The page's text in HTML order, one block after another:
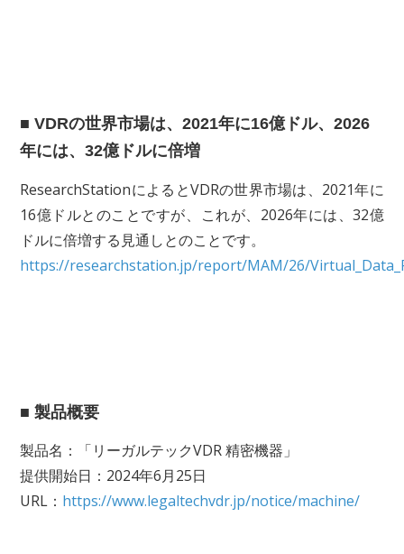
■ VDRの世界市場は、2021年に16億ドル、2026
年には、32億ドルに倍増
ResearchStationによるとVDRの世界市場は、2021年に
16億ドルとのことですが、これが、2026年には、32億
ドルに倍増する見通しとのことです。
https://researchstation.jp/report/MAM/26/
■ 製品概要
製品名：「リーガルテックVDR 精密機器」
提供開始日：2024年6月25日
URL： https://www.legaltechvdr.jp/notice/machine/